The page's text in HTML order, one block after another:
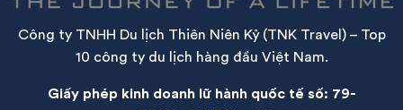
Công ty TNHH Du lịch Thiên Niên Kỷ (TNK Travel) – Top
10 công ty du lịch hàng đầu Việt Nam.
Giấy phép kinh doanh lữ hành quốc tế số: 79-